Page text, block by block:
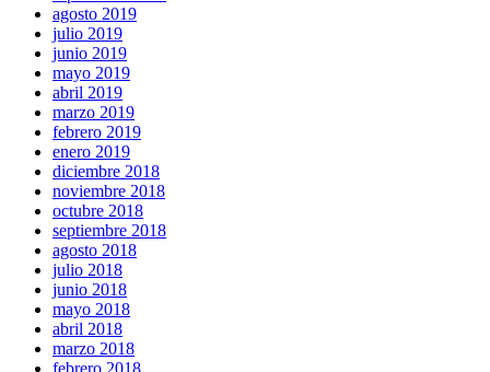
agosto 2019
julio 2019
junio 2019
mayo 2019
abril 2019
marzo 2019
febrero 2019
enero 2019
diciembre 2018
noviembre 2018
octubre 2018
septiembre 2018
agosto 2018
julio 2018
junio 2018
mayo 2018
abril 2018
marzo 2018
febrero 2018